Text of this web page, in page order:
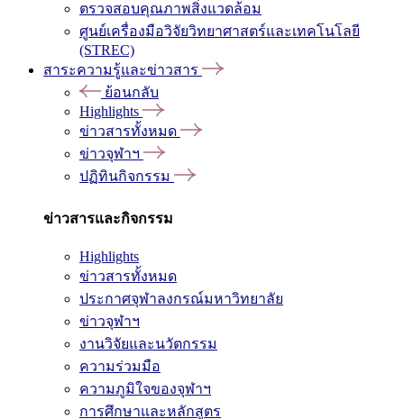
ตรวจสอบคุณภาพสิ่งแวดล้อม
ศูนย์เครื่องมือวิจัยวิทยาศาสตร์และเทคโนโลยี
(STREC)
สาระความรู้และข่าวสาร
ย้อนกลับ
Highlights
ข่าวสารทั้งหมด
ข่าวจุฬาฯ
ปฏิทินกิจกรรม
ข่าวสารและกิจกรรม
Highlights
ข่าวสารทั้งหมด
ประกาศจุฬาลงกรณ์มหาวิทยาลัย
ข่าวจุฬาฯ
งานวิจัยและนวัตกรรม
ความร่วมมือ
ความภูมิใจของจุฬาฯ
การศึกษาและหลักสูตร